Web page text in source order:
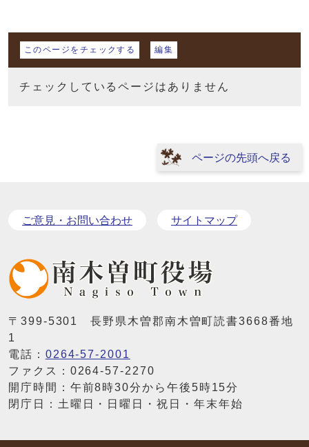
マイページ
このページをチェックする 編集
チェックしているページはありません
ページの先頭へ戻る
ご意見・お問い合わせ サイトマップ
〒399-5301 長野県木曽郡南木曽町読書3668番地
1
電話： 0264-57-2001
ファクス：0264-57-2270
開庁時間：午前8時30分から午後5時15分
閉庁日：土曜日・日曜日・祝日・年末年始